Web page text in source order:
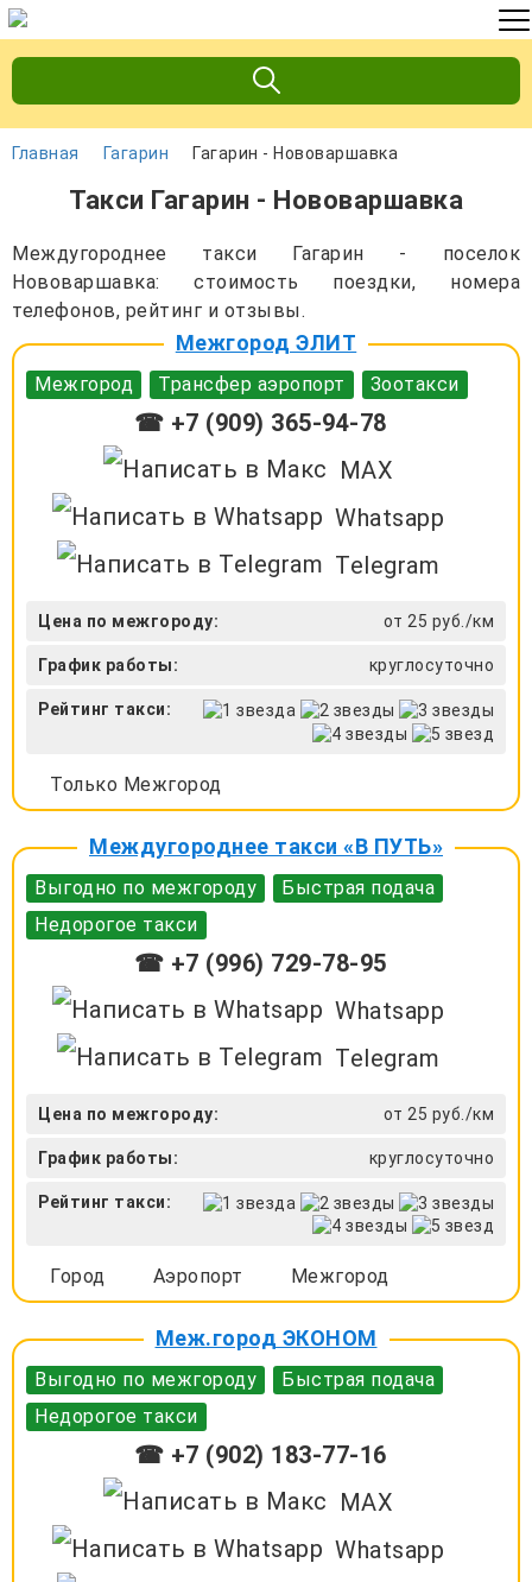
Главная Гагарин Гагарин - Нововаршавка
Такси Гагарин - Нововаршавка
Междугороднее такси Гагарин - поселок
Нововаршавка: стоимость поездки, номера
телефонов, рейтинг и отзывы.
Межгород ЭЛИТ
Межгород Трансфер аэропорт Зоотакси
☎ +7 (909) 365-94-78
MAX
Whatsapp
Telegram
Цена по межгороду: от 25 руб./км
График работы: круглосуточно
Рейтинг такси:
Только Межгород
Междугороднее такси «В ПУТЬ»
Выгодно по межгороду
Быстрая подача
Недорогое такси
☎ +7 (996) 729-78-95
Whatsapp
Telegram
Цена по межгороду: от 25 руб./км
График работы: круглосуточно
Рейтинг такси:
Город Аэропорт Межгород
Меж.город ЭКОНОМ
Выгодно по межгороду
Быстрая подача
Недорогое такси
☎ +7 (902) 183-77-16
MAX
Whatsapp